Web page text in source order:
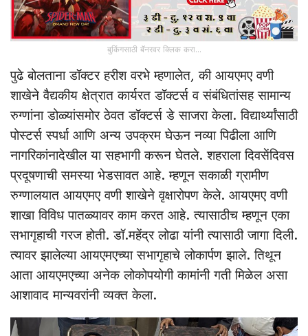
बुकिंगसाठी बॅनरवर क्लिक करा...
पुढे बोलताना डॉक्टर हरीश वरभे म्हणालेत, की आयएमए वणी
शाखेने वैद्यकीय क्षेत्रात कार्यरत डॉक्टर्स व संबंधितांसह सामान्य
रुग्णांना डोळ्यांसमोर ठेवत डॉक्टर्स डे साजरा केला. विद्यार्थ्यांसाठी
पोस्टर्स स्पर्धा आणि अन्य उपक्रम घेऊन नव्या पिढीला आणि
नागरिकांनादेखील या सहभागी करून घेतले. शहराला दिवसेंदिवस
प्रदूषणाची समस्या भेडसावत आहे. म्हणून सकाळी ग्रामीण
रुग्णालयात आयएमए वणी शाखेने वृक्षारोपण केले. आयएमए वणी
शाखा विविध पातळ्यावर काम करत आहे. त्यासाठीच म्हणून एका
सभागृहाची गरज होती. डॉ.महेंद्र लोढा यांनी त्यासाठी जागा दिली.
त्यावर झालेल्या आयएमएच्या सभागृहाचे लोकार्पण झाले. तिथून
आता आयएमएच्या अनेक लोकोपयोगी कामांनी गती मिळेल असा
आशावाद मान्यवरांनी व्यक्त केला.